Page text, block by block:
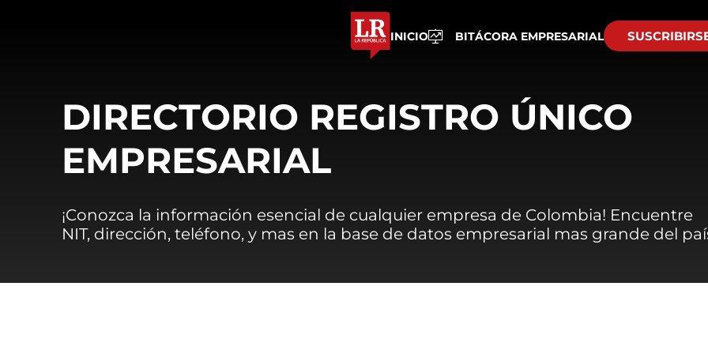
INICIO BITÁCORA EMPRESARIAL
DIRECTORIO REGISTRO ÚNICO
EMPRESARIAL
¡Conozca la información esencial de cualquier empresa de Colombia! Encuentre
NIT, dirección, teléfono, y mas en la base de datos empresarial mas grande del